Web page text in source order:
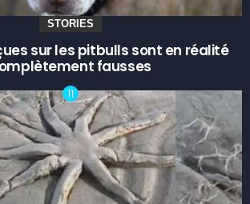
STORIES
sur les pitbulls sont en réalité
fausses